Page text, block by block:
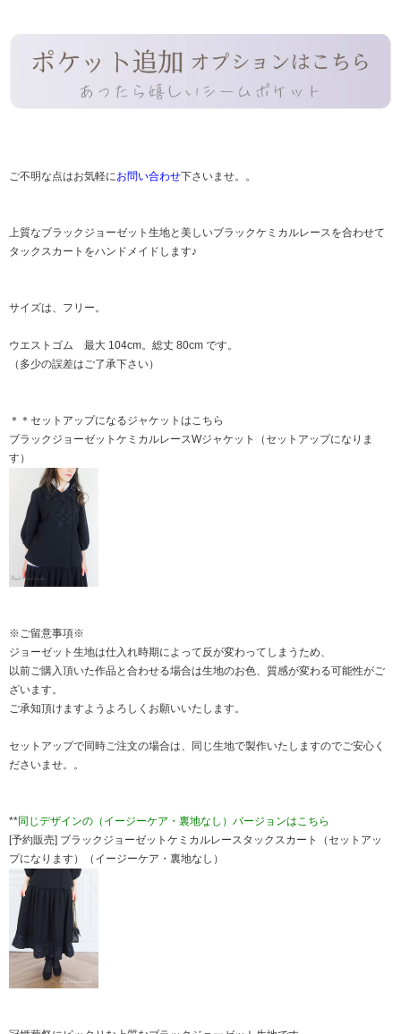
ご不明な点はお気軽にお問い合わせ下さいませ。。
上質なブラックジョーゼット生地と美しいブラックケミカルレースを合わせて
タックスカートをハンドメイドします♪
サイズは、フリー。
ウエストゴム 最大 104cm。総丈 80cm です。
（多少の誤差はご了承下さい）
＊＊セットアップになるジャケットはこちら
ブラックジョーゼットケミカルレースWジャケット（セットアップになりま
す）
※ご留意事項※
ジョーゼット生地は仕入れ時期によって反が変わってしまうため、
以前ご購入頂いた作品と合わせる場合は生地のお色、質感が変わる可能性がご
ざいます。
ご承知頂けますようよろしくお願いいたします。
セットアップで同時ご注文の場合は、同じ生地で製作いたしますのでご安心く
ださいませ。。
**同じデザインの（イージーケア・裏地なし）バージョンはこちら
[予約販売] ブラックジョーゼットケミカルレースタックスカート（セットアッ
プになります）（イージーケア・裏地なし）